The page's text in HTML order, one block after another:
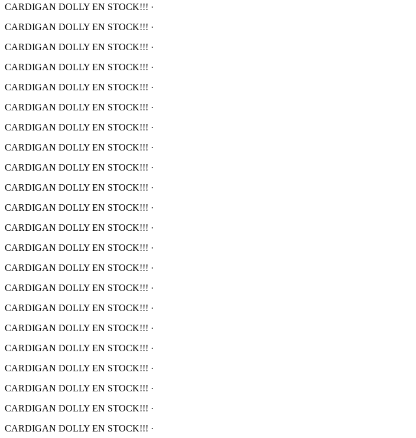
CARDIGAN DOLLY EN STOCK!!! ·
CARDIGAN DOLLY EN STOCK!!! ·
CARDIGAN DOLLY EN STOCK!!! ·
CARDIGAN DOLLY EN STOCK!!! ·
CARDIGAN DOLLY EN STOCK!!! ·
CARDIGAN DOLLY EN STOCK!!! ·
CARDIGAN DOLLY EN STOCK!!! ·
CARDIGAN DOLLY EN STOCK!!! ·
CARDIGAN DOLLY EN STOCK!!! ·
CARDIGAN DOLLY EN STOCK!!! ·
CARDIGAN DOLLY EN STOCK!!! ·
CARDIGAN DOLLY EN STOCK!!! ·
CARDIGAN DOLLY EN STOCK!!! ·
CARDIGAN DOLLY EN STOCK!!! ·
CARDIGAN DOLLY EN STOCK!!! ·
CARDIGAN DOLLY EN STOCK!!! ·
CARDIGAN DOLLY EN STOCK!!! ·
CARDIGAN DOLLY EN STOCK!!! ·
CARDIGAN DOLLY EN STOCK!!! ·
CARDIGAN DOLLY EN STOCK!!! ·
CARDIGAN DOLLY EN STOCK!!! ·
CARDIGAN DOLLY EN STOCK!!! ·